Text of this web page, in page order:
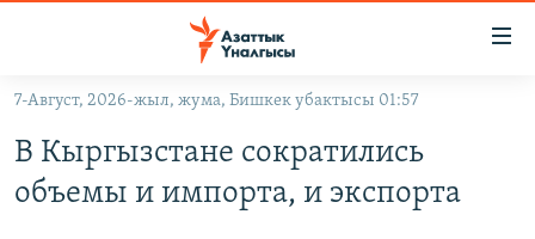
Навигацияга
өтүңүз
Издөөгө
салыңыз
КЫРГЫЗСТАН
7-Август, 2026-жыл, жума, Бишкек убактысы 01:57
В Кыргызстане сократились
объемы и импорта, и экспорта